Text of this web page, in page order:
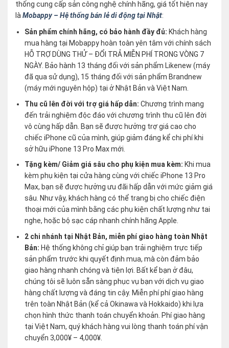
thống cung cấp sản công nghệ chính hãng, giá tốt hiện nay
làMobappy – Hệ thống bán lẻ di động tại Nhật:
Sản phẩm chính hãng, có bảo hành đầy đủ: Khách hàng
mua hàng tại Mobappy hoàn toàn yên tâm với chính sách
HỖ TRỢ DÙNG THỬ – ĐỔI TRẢ MIỄN PHÍ TRONG VÒNG 7
NGÀY. Bảo hành 13 tháng đối với sản phẩm Likenew (máy
đã qua sử dụng), 15 tháng đối với sản phẩm Brandnew
(máy mới nguyên hộp) tại ở Nhật Bản và Việt Nam.
Thu cũ lên đời với trợ giá hấp dẫn:Chương trình mang
đến trải nghiệm độc đáo với chương trình thu cũ lên đời
vô cùng hấp dẫn. Bạn sẽ được hưởng trợ giá cao cho
chiếc iPhone cũ của mình, giúp giảm đáng kể chi phí khi
sở hữu iPhone 13 Pro Max mới.
Tặng kèm/ Giảm giá sâu cho phụ kiện mua kèm: Khi mua
kèm phụ kiện tại cửa hàng cùng với chiếc iPhone 13 Pro
Max, bạn sẽ được hưởng ưu đãi hấp dẫn với mức giảm giá
sâu. Như vậy, khách hàng có thể trang bị cho chiếc điện
thoại mới của mình bằng các phụ kiện chất lượng như tai
nghe, hoặc bộ sạc cáp nhanh chính hãng Apple.
2 chi nhánh tại Nhật Bản, miễn phí giao hàng toàn Nhật
Bản: Hệ thống không chỉ giúp bạn trải nghiệm trực tiếp
sản phẩm trước khi quyết định mua, mà còn đảm bảo
giao hàng nhanh chóng và tiện lợi. Bất kể bạn ở đâu,
chúng tôi sẽ luôn sẵn sàng phục vụ bạn với dịch vụ giao
hàng chất lượng và đáng tin cậy. Miễn phí phí giao hàng
trên toàn Nhật Bản (kể cả Okinawa và Hokkaido) khi lựa
chọn hình thức thanh toán chuyển khoản. Phí giao hàng
tại Việt Nam, quý khách hàng vui lòng thanh toán phí vận
chuyển 3,000¥ – 4,000¥.